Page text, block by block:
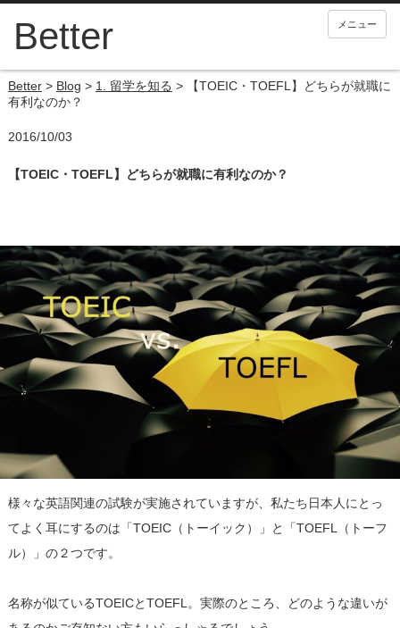
メニュー
Better> Blog > 1. 留学を知る >
【TOEIC・TOEFL】どちらが就職に
有利なのか？
2016/10/03
【TOEIC・TOEFL】どちらが就職に有利なのか？
様々な英語関連の試験が実施されていますが、私たち日本人にとっ
てよく耳にするのは「TOEIC（トーイック）」と「TOEFL（トーフ
ル）」の２つです。
名称が似ているTOEICとTOEFL。実際のところ、どのような違いが